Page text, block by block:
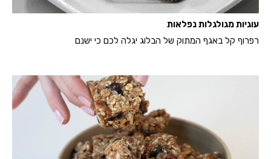
עוגיות מגולגלות נפלאות
רפרוף קל באגף המתוק של הבלוג יגלה לכם כי ישנם